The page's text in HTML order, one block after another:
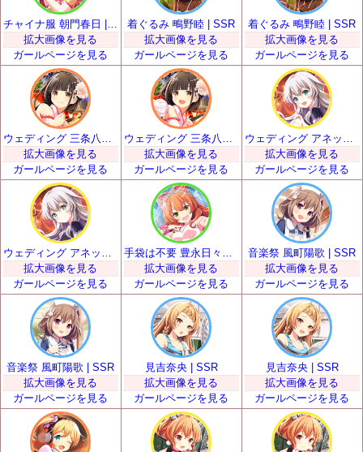
拡大画像を見る
ガールページを見る
着ぐるみ 鴫野睦 | SSR
拡大画像を見る
ガールページを見る
着ぐるみ 鴫野睦 | SSR
拡大画像を見る
ガールページを見る
拡大画像を見る
ガールページを見る
拡大画像を見る
ガールページを見る
拡大画像を見る
ガールページを見る
拡大画像を見る
ガールページを見る
拡大画像を見る
ガールページを見る
音楽祭 風町陽歌 | SSR
拡大画像を見る
ガールページを見る
音楽祭 風町陽歌 | SSR
拡大画像を見る
ガールページを見る
見吉奈央 | SSR
拡大画像を見る
ガールページを見る
見吉奈央 | SSR
拡大画像を見る
ガールページを見る